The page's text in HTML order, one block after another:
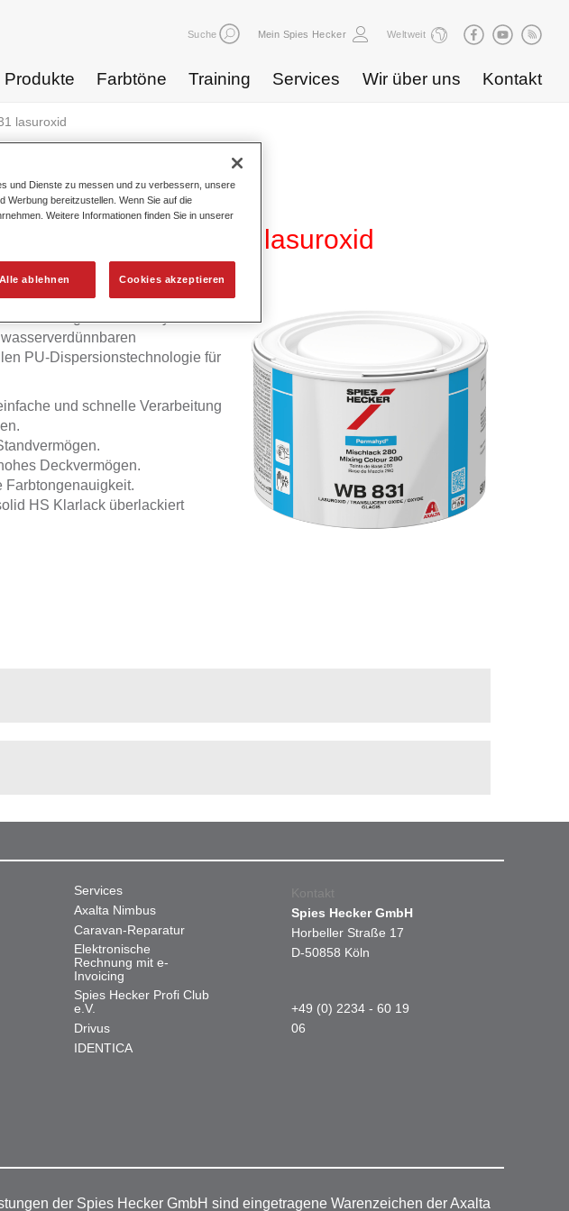
Suche Mein Spies Hecker Weltweit
Produkte Farbtöne Training Services Wir über uns Kontakt
lasuroxid
280 WB 831 lasuroxid
PU-Dispersionstechnologie für
und schnelle Verarbeitung
Deckvermögen.
Farbtongenauigkeit.
HS Klarlack überlackiert
Services
Axalta Nimbus
Caravan-Reparatur
Elektronische
Rechnung mit e-
Invoicing
Spies Hecker Profi Club
e.V.
Drivus
IDENTICA
Kontakt
Spies Hecker GmbH
Horbeller Straße 17
D-50858 Köln
+49 (0) 2234 - 60 19
06
der Spies Hecker GmbH sind eingetragene Warenzeichen der Axalta
und Dienste zu messen und zu verbessern, unsere
Werbung bereitzustellen. Wenn Sie auf die
Weitere Informationen finden Sie in unserer
Alle ablehnen Cookies akzeptieren